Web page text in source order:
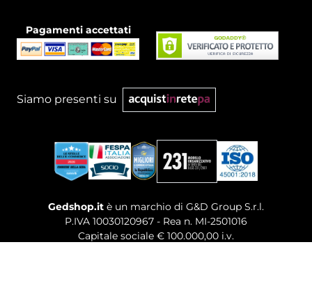
Pagamenti accettati
Siamo presenti su
Gedshop.it è un marchio di G&D Group S.r.l.
P.IVA 10030120967 - Rea n. MI-2501016
Capitale sociale € 100.000,00 i.v.